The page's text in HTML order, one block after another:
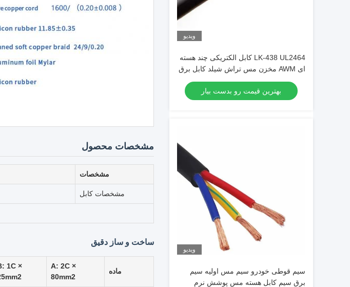
ویدیو
LK-438 UL2464 کابل الکتریکی چند هسته
ای AWM مخزن مس تراش شیلد کابل برق
PVC
بهترین قیمت رو بدست بیار
ویدیو
سیم قوطی خودرو سیم مس اولیه سیم
برق سیم کابل هسته مس پوشش نرم
مشخصات محصول
مشخصات
مشخصات کابل
ساخت و ساز دقیق
ماده
A: 2C ×
80mm2
1C ×